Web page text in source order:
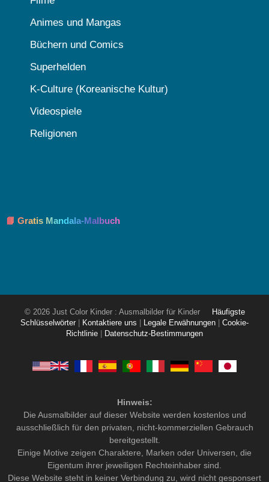
Animes und Mangas
Büchern und Comics
Superhelden
K-Culture (Koreanische Kultur)
Videospiele
Religionen
📘 Gratis Mandala-Malbuch
© 2026 Just Color Kinder : Ausmalbilder für Kinder
Häufigste
Schlüsselwörter
Kontaktiere uns Legale Erwähnungen
Cookie-
Richtlinie
Datenschutz-Bestimmungen
Hinweis:
Die Ausmalbilder auf dieser Website werden kostenlos und
ausschließlich für den privaten, nicht-kommerziellen Gebrauch
bereitgestellt.
Einige Motive zeigen Charaktere, Marken oder Universen, die
Eigentum ihrer jeweiligen Rechteinhaber sind.
Diese Website steht in keiner Verbindung zu, wird nicht gesponsert